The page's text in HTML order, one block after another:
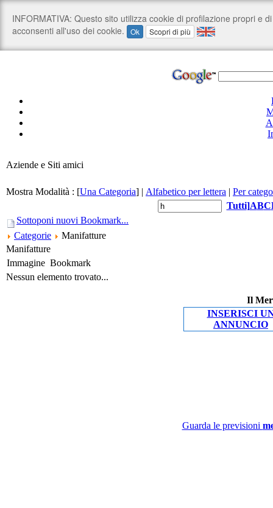
Aziende e Siti amici
Mostra Modalità : [Una Categoria] | Alfabetico per lettera | Per
Tutti]ABC
Sottoponi nuovi Bookmark...
Categorie
Manifatture
Manifatture
Immagine Bookmark
Nessun elemento trovato...
Il
INSERISCI
ANNUNCIO
Guarda le previsioni